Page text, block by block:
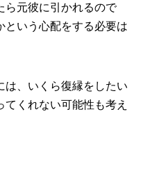
ら元彼に引かれるので
という心配をする必要は
は、いくら復縁をしたい
くれない可能性も考え